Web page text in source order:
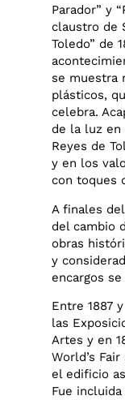
Parador” y
claustro de
Toledo” de
se muestra
plásticos,
celebra.
de la luz en
Reyes de
y en los
con toques
A finales
del cambio
obras
y
encargos
Entre 1887
las
Artes y en
World’s
el edificio
Fue